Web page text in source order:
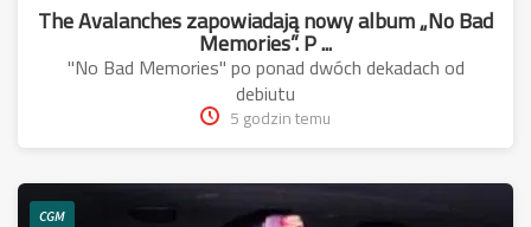
The Avalanches zapowiadają nowy album „No Bad
Memories”. P ...
"No Bad Memories" po ponad dwóch dekadach od
debiutu
5 godzin temu
CGM